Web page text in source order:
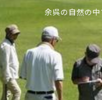
余呉の自然の